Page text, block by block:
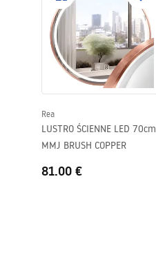
Doseg izljeva
Visina
Tehnologija premazivanja
Promjer priključka
Rea
LUSTRO ŚCIENNE LED 70cm
MMJ BRUSH COPPER
81.00 €